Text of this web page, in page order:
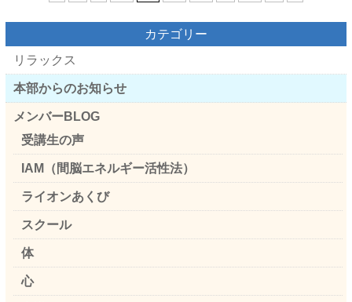
カテゴリー
リラックス
本部からのお知らせ
メンバーBLOG
受講生の声
IAM（間脳エネルギー活性法）
ライオンあくび
スクール
体
心